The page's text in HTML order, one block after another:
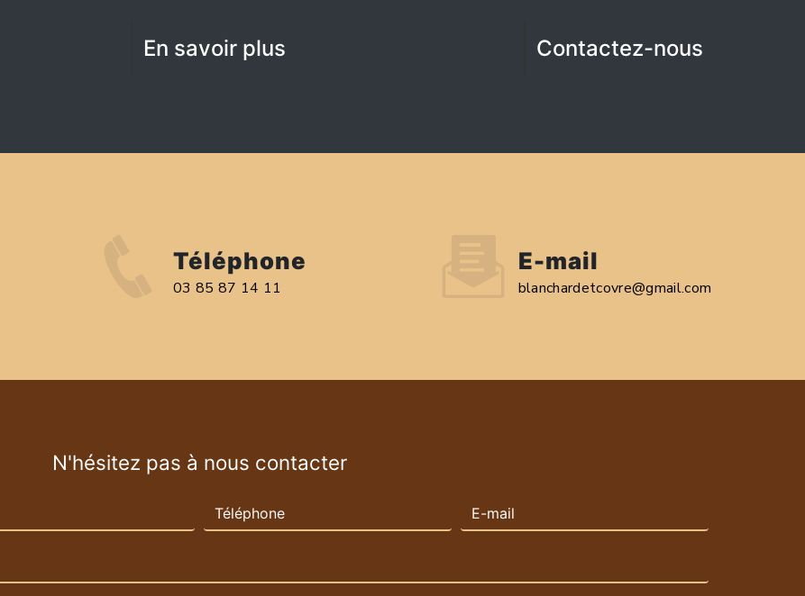
En savoir plus Contactez-nous
Téléphone
03 85 87 14 11
E-mail
blanchardetcovre@gmail.com
N'hésitez pas à nous contacter